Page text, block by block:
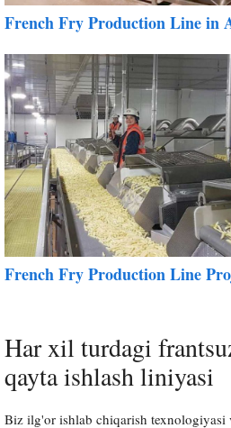
French Fry Production Line in
French Fry Production Line
Har xil turdagi
qayta ishlash liniyasi
Biz ilg'or ishlab chiqarish